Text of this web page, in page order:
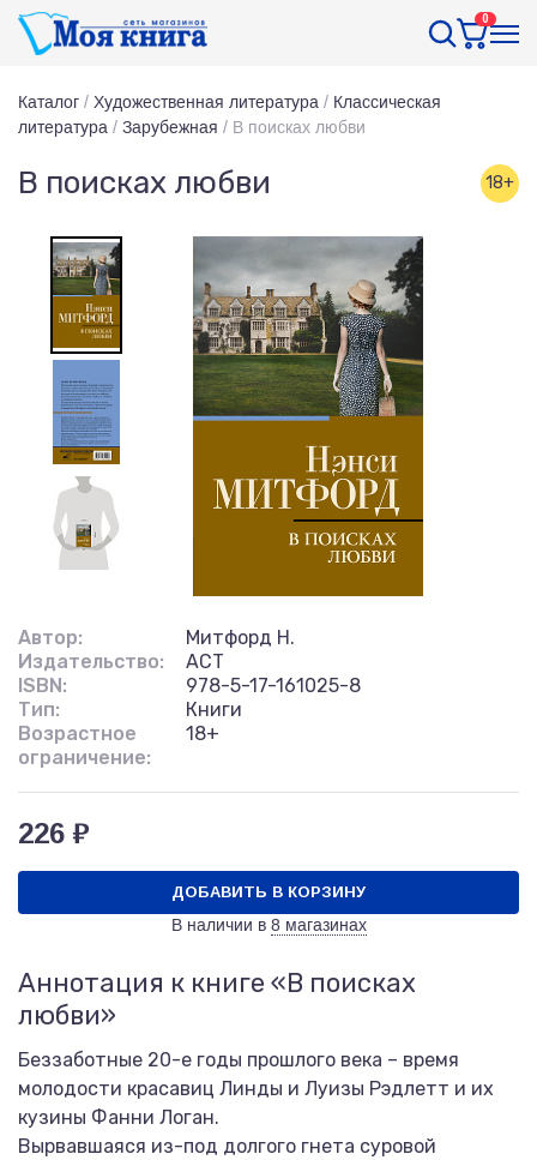
0
Каталог / Художественная литература / Классическая
литература / Зарубежная / В поисках любви
В поисках любви 18+
Автор:
Митфорд Н.
Издательство:
АСТ
ISBN:
978-5-17-161025-8
Тип:
Книги
Возрастное
ограничение:
18+
226 ₽
ДОБАВИТЬ В КОРЗИНУ
В наличии в 8 магазинах
Аннотация к книге «В поисках
любви»
Беззаботные 20-е годы прошлого века – время
молодости красавиц Линды и Луизы Рэдлетт и их
кузины Фанни Логан.
Вырвавшаяся из-под долгого гнета суровой